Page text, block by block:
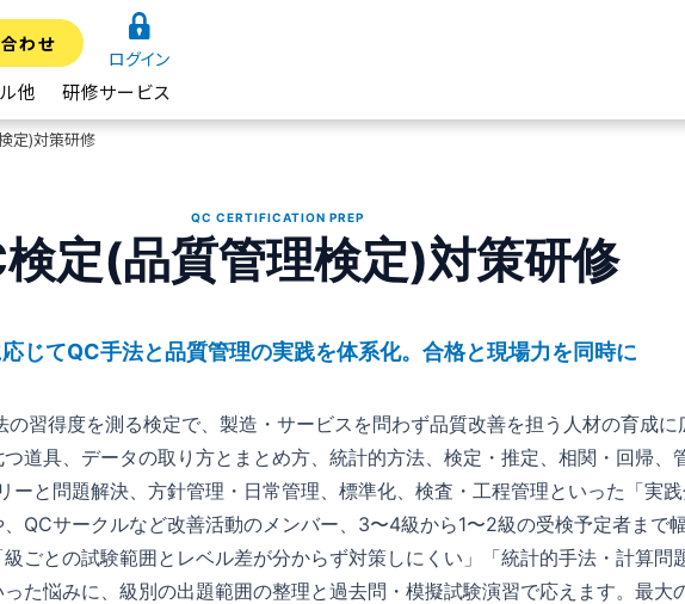
他 研修サービス
わせ
ログイン
定)対策研修
QC CERTIFICATION PREP
定(品質管理検定)対策研修
じてQC手法と品質管理の実践を体系化。合格と現場力を同時に
習得度を測る検定で、製造・サービスを問わず品質改善を担う人材の育成
道具、データの取り方とまとめ方、統計的方法、検定・推定、相関・回帰、
ーと問題解決、方針管理・日常管理、標準化、検査・工程管理といった「実
QCサークルなど改善活動のメンバー、3〜4級から1〜2級の受検予定者まで
ごとの試験範囲とレベル差が分からず対策しにくい」「統計的手法・計算問
た悩みに、級別の出題範囲の整理と過去問・模擬試験演習で応えます。最大